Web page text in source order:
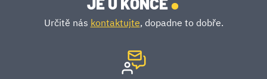
Určitě nás kontaktujte, dopadne to dobře.